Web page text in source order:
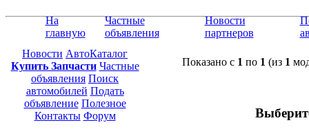
На
главную
Частные
объявления
Новости
партнеров
Новости АвтоКаталог
Купить Запчасти Частные
объявления Поиск
автомобилей Подать
объявление Полезное
Контакты Форум
Показано с 1 по 1 (из 1